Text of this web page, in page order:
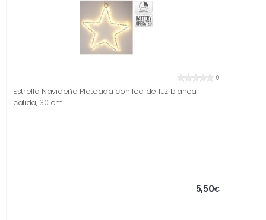
0
Estrella Navideña Plateada con led de luz blanca
cálida, 30 cm
5,50€